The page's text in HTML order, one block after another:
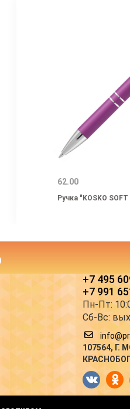
62.00
Ручка "KOSKO
+7 495
+7 991
Пн-Пт:
Сб-Вс:
107564, Г.